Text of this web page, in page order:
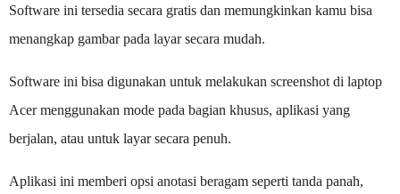
Software ini tersedia secara gratis dan memungkinkan kamu bisa
menangkap gambar pada layar secara mudah.
Software ini bisa digunakan untuk melakukan screenshot di laptop
Acer menggunakan mode pada bagian khusus, aplikasi yang
berjalan, atau untuk layar secara penuh.
Aplikasi ini memberi opsi anotasi beragam seperti tanda panah,